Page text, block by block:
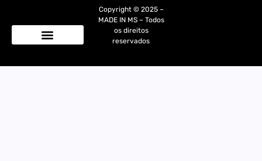
Copyright © 2025 –
MADE IN MS – Todos
os direitos
reservados